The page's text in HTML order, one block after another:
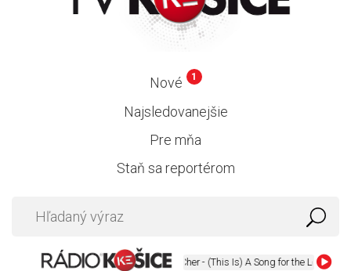
Nové 1
Najsledovanejšie
Pre mňa
Staň sa reportérom
Cher - (This Is) A Song for the Lonely